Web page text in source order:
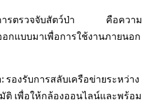
การตรวจจับสัตว์ป่า คือความ
กแบบมาเพื่อการใช้งานภายนอก
รองรับการสลับเครือข่ายระหว่าง
ติ เพื่อให้กล้องออนไลน์และพร้อม